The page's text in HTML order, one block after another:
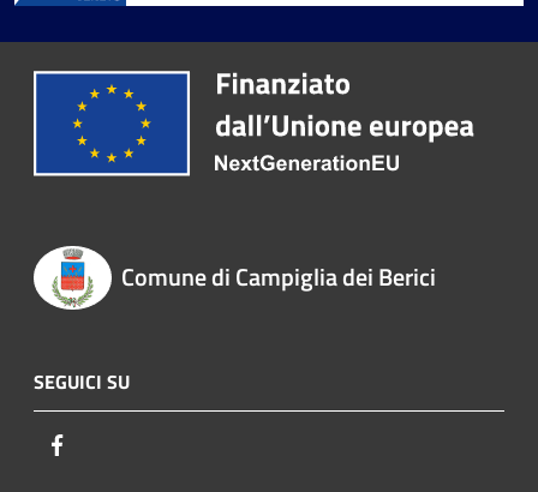
Comune di Campiglia dei Berici
SEGUICI SU